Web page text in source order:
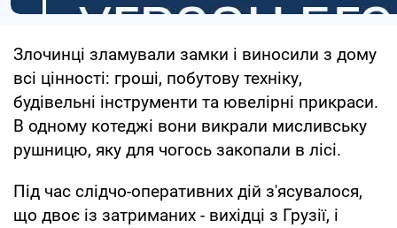
Злочинці зламували замки і виносили з дому
всі цінності: гроші, побутову техніку,
будівельні інструменти та ювелірні прикраси.
В одному котеджі вони викрали мисливську
рушницю, яку для чогось закопали в лісі.
Під час слідчо-оперативних дій з'ясувалося,
що двоє із затриманих - вихідці з Грузії, і